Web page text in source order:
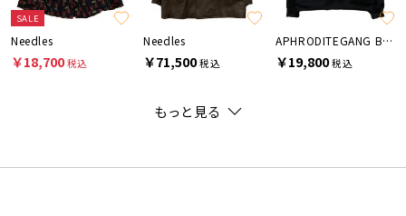
SALE
Needles
￥18,700税込
Needles
￥71,500税込
APHRODITEGANG BUDSPOOL
￥19,800税込
もっと見る